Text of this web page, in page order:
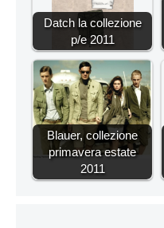
Datch la collezione
p/e 2011
Blauer, collezione
primavera estate
2011